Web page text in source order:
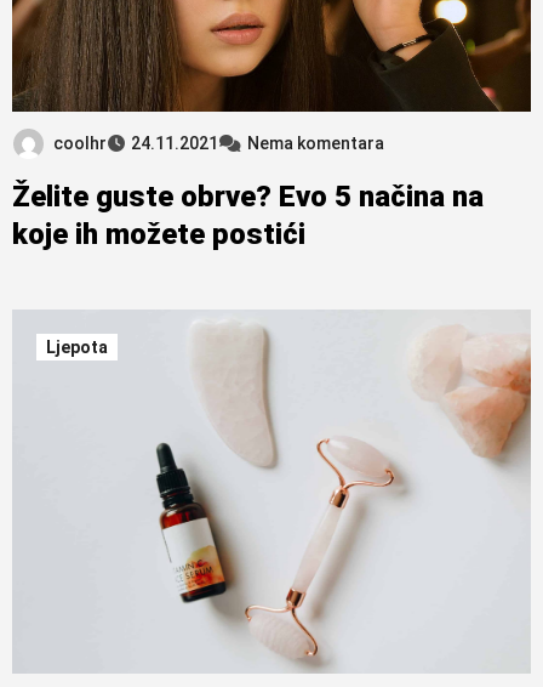
coolhr 24.11.2021 Nema komentara
Želite guste obrve? Evo 5 načina na
koje ih možete postići
Ljepota